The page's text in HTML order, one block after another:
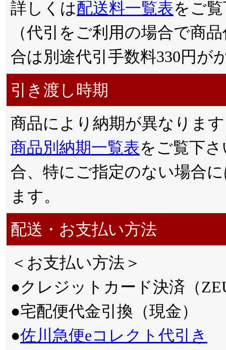
詳しくは配送料一覧表をご
（代引をご利用の場合で商
合は別途代引手数料330円が
引き渡し時期
商品により納期が異なりま
商品別納期一覧表をご覧下
合、特にご指定のない場合
ます。
配送・お支払い方法
＜お支払い方法＞
●クレジットカード決済（
●宅配便代金引換（現金）
●佐川急便eコレクト代引き